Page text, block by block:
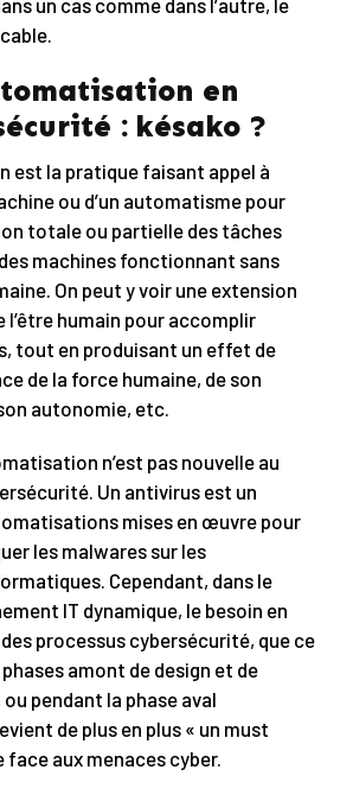
en
: késako ?
est la pratique faisant appel à
ou d’un automatisme pour
totale ou partielle des tâches
machines fonctionnant sans
On peut y voir une extension
l’être humain pour accomplir
tout en produisant un effet de
de la force humaine, de son
autonomie, etc.
n’est pas nouvelle au
Un antivirus est un
mises en œuvre pour
les malwares sur les
Cependant, dans le
IT dynamique, le besoin en
processus cybersécurité, que ce
amont de design et de
pendant la phase aval
de plus en plus « un must
face aux menaces cyber.